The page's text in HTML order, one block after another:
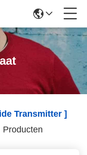
Transmitter ]